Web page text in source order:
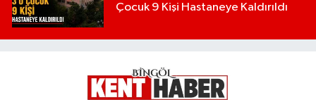
Çocuk 9 Kişi Hastaneye Kaldırıldı